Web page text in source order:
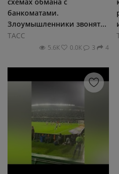
банкоматами.
Злоумышленники звонят...
ТАСС
5.6К 0.0К 3 4